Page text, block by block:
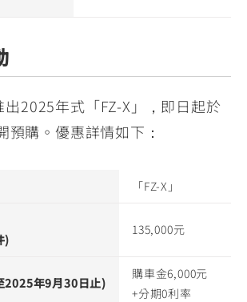
2025年式「FZ-X」，即日起於
預購。優惠詳情如下：
「FZ-X」
)
135,000元
2025年9月30日止)
購車金6,000元
+分期0利率